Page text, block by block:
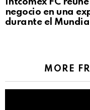
negocio en una
durante el
MORE